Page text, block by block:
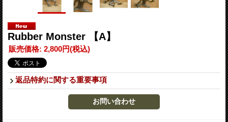
Rubber Monster 【A】
販売価格: 2,800円(税込)
返品特約に関する重要事項